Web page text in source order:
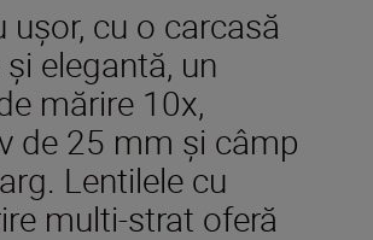
uşor, cu o carcasă
elegantă, un
mărire 10x,
de 25 mm şi câmp
Lentilele cu
multi-strat oferă